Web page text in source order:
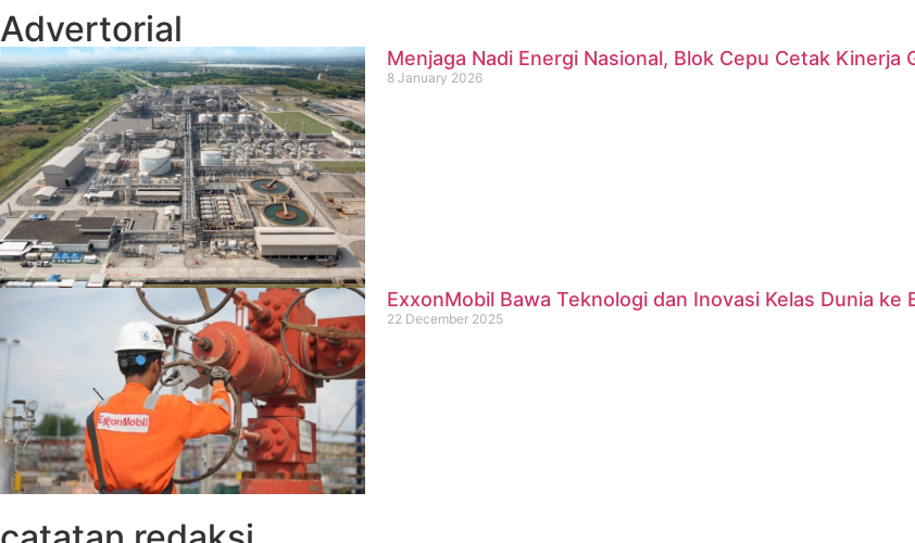
Advertorial
Menjaga Nadi Energi Nasional, Blok Cepu Cetak Kinerja
8 January 2026
ExxonMobil Bawa Teknologi dan Inovasi Kelas Dunia ke
22 December 2025